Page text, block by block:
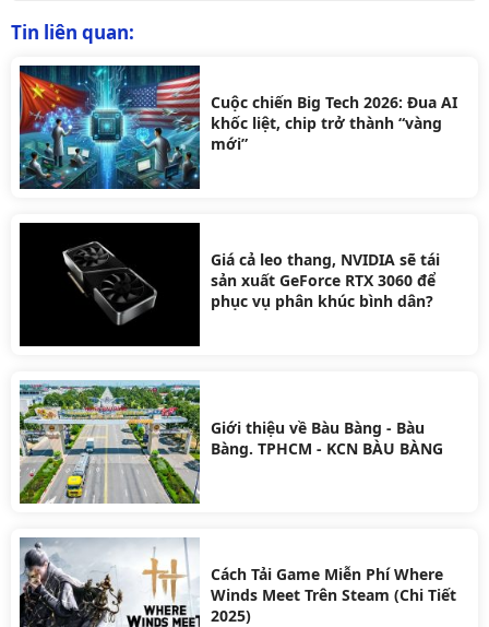
Tin liên quan:
Cuộc chiến Big Tech 2026: Đua AI
khốc liệt, chip trở thành “vàng
mới”
Giá cả leo thang, NVIDIA sẽ tái
sản xuất GeForce RTX 3060 để
phục vụ phân khúc bình dân?
Giới thiệu về Bàu Bàng - Bàu
Bàng. TPHCM - KCN BÀU BÀNG
Cách Tải Game Miễn Phí Where
Winds Meet Trên Steam (Chi Tiết
2025)